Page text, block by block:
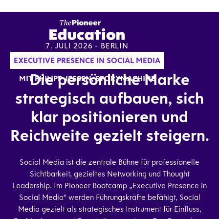
7. JULI 2026 - BERLIN
EXECUTIVE PRESENCE IN SOCIAL MEDIA
MIT PHILIPP JESSEN, STORYMACHINE
SEIEN SIE DABEI
Die persönliche Marke
strategisch aufbauen, sich
klar positionieren und
Reichweite gezielt steigern.
Social Media ist die zentrale Bühne für professionelle
Sichtbarkeit, gezieltes Networking und Thought
Leadership. Im Pioneer Bootcamp „Executive Presence in
Social Media“ werden Führungskräfte befähigt, Social
Media gezielt als strategisches Instrument für Einfluss,